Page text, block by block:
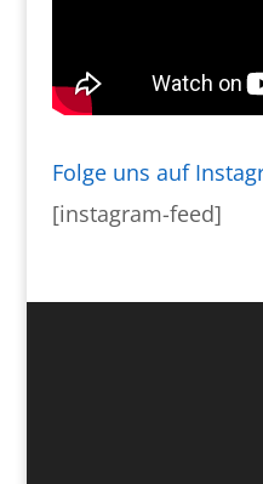
Folge uns auf
[instagram-feed]